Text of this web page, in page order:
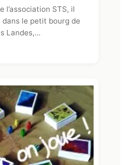
l’association STS, il
dans le petit bourg de
Landes,…